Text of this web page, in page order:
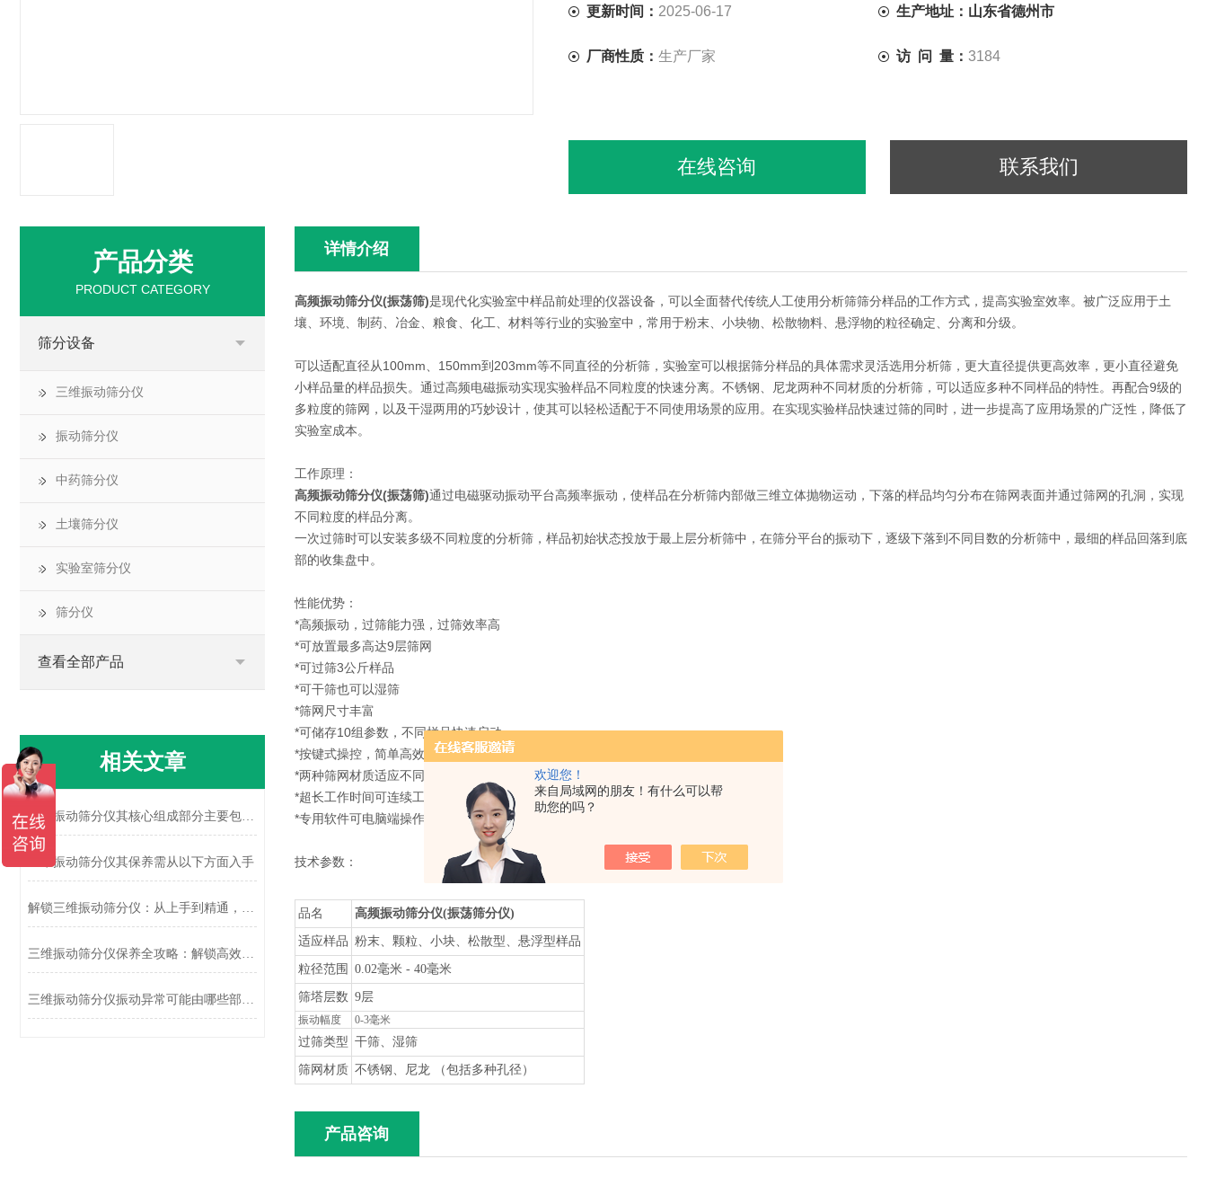
欢迎您！
来自局域网的朋友！有什么可以帮
助您的吗？
更新时间： 2025-06-17 生产地址：山东省德州市
厂商性质： 生产厂家 访 问 量： 3184
在线咨询 联系我们
详情介绍
高频振动筛分仪(振荡筛)是现代化实验室中样品前处理的仪器设备，可以全面替代传统人工使用分析筛筛分样品的工作方式，提高实验室效率。被广泛应用于土
壤、环境、制药、冶金、粮食、化工、材料等行业的实验室中，常用于粉末、小块物、松散物料、悬浮物的粒径确定、分离和分级。
可以适配直径从100mm、150mm到203mm等不同直径的分析筛，实验室可以根据筛分样品的具体需求灵活选用分析筛，更大直径提供更高效率，更小直径避免
小样品量的样品损失。通过高频电磁振动实现实验样品不同粒度的快速分离。不锈钢、尼龙两种不同材质的分析筛，可以适应多种不同样品的特性。再配合9级的
多粒度的筛网，以及干湿两用的巧妙设计，使其可以轻松适配于不同使用场景的应用。在实现实验样品快速过筛的同时，进一步提高了应用场景的广泛性，降低了
实验室成本。
工作原理：
高频振动筛分仪(振荡筛)通过电磁驱动振动平台高频率振动，使样品在分析筛内部做三维立体抛物运动，下落的样品均匀分布在筛网表面并通过筛网的孔洞，实现
不同粒度的样品分离。
一次过筛时可以安装多级不同粒度的分析筛，样品初始状态投放于最上层分析筛中，在筛分平台的振动下，逐级下落到不同目数的分析筛中，最细的样品回落到底
部的收集盘中。
性能优势：
*高频振动，过筛能力强，过筛效率高
*可放置最多高达9层筛网
*可过筛3公斤样品
*可干筛也可以湿筛
*筛网尺寸丰富
*可储存10组参数，不同样品快速启动
*按键式操控，简单高效
*两种筛网材质适应不同样品
*超长工作时间可连续工作99分钟
*专用软件可电脑端操作控制、分析记录数据、评估结果
技术参数：
品名 高频振动筛分仪(振荡筛分仪)
适应样品 粉末、颗粒、小块、松散型、悬浮型样品
粒径范围 0.02毫米 - 40毫米
筛塔层数 9层
振动幅度 0-3毫米
过筛类型 干筛、湿筛
筛网材质 不锈钢、尼龙 （包括多种孔径）
产品咨询
产品分类
PRODUCT CATEGORY
筛分设备
三维振动筛分仪
振动筛分仪
中药筛分仪
土壤筛分仪
实验室筛分仪
筛分仪
查看全部产品
相关文章
三维振动筛分仪其核心组成部分主要包括以下几个模块
三维振动筛分仪其保养需从以下方面入手
解锁三维振动筛分仪：从上手到精通，这份方法太实用！
三维振动筛分仪保养全攻略：解锁高效运转的“长寿密码”
三维振动筛分仪振动异常可能由哪些部件损坏导致?